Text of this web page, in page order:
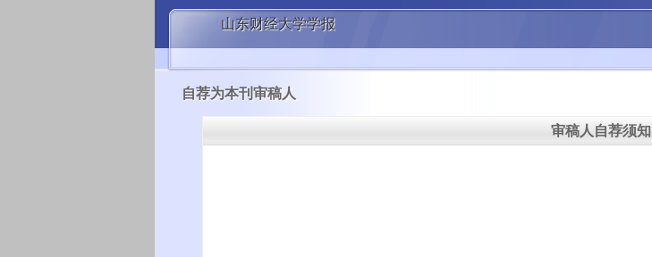
山东财经大学学报
自荐为本刊审稿人
审稿人自荐须知